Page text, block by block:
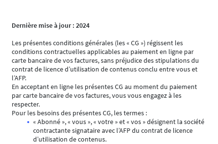
Dernière mise à jour : 2024
Les présentes conditions générales (les « CG ») régissent les
conditions contractuelles applicables au paiement en ligne par
carte bancaire de vos factures, sans préjudice des stipulations du
contrat de licence d’utilisation de contenus conclu entre vous et
l’AFP.
En acceptant en ligne les présentes CG au moment du paiement
par carte bancaire de vos factures, vous vous engagez à les
respecter.
Pour les besoins des présentes CG, les termes :
« Abonné », « vous », « votre » et « vos » désignent la société
contractante signataire avec l’AFP du contrat de licence
d’utilisation de contenus.